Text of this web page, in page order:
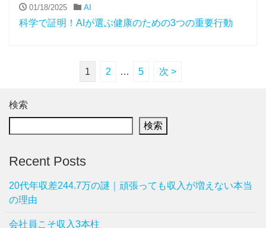
01/18/2025 AI
科学で証明！AIが選ぶ健康のための3つの重要行動
1 2 … 5 次 >
検索
検索
Recent Posts
20代年収差244.7万の謎｜頑張っても収入が増えない本当
の理由
会社員こそ収入3本柱